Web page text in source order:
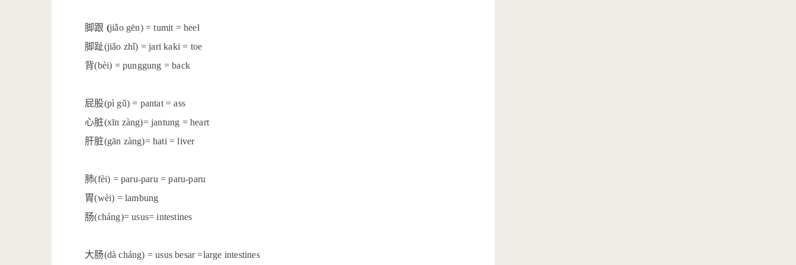
脚跟 (jiǎo gēn) = tumit = heel
脚趾(jiǎo zhǐ) = jari kaki = toe
背(bèi) = punggung = back
屁股(pì gǔ) = pantat = ass
心脏(xīn zàng)= jantung = heart
肝脏(gān zàng)= hati = liver
肺(fèi) = paru-paru = paru-paru
胃(wèi) = lambung
肠(cháng)= usus= intestines
大肠(dà cháng) = usus besar =large intestines